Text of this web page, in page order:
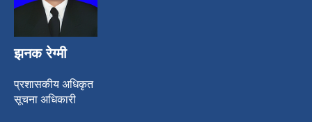
झनक रेग्मी
प्रशासकीय अधिकृत
सूचना अधिकारी